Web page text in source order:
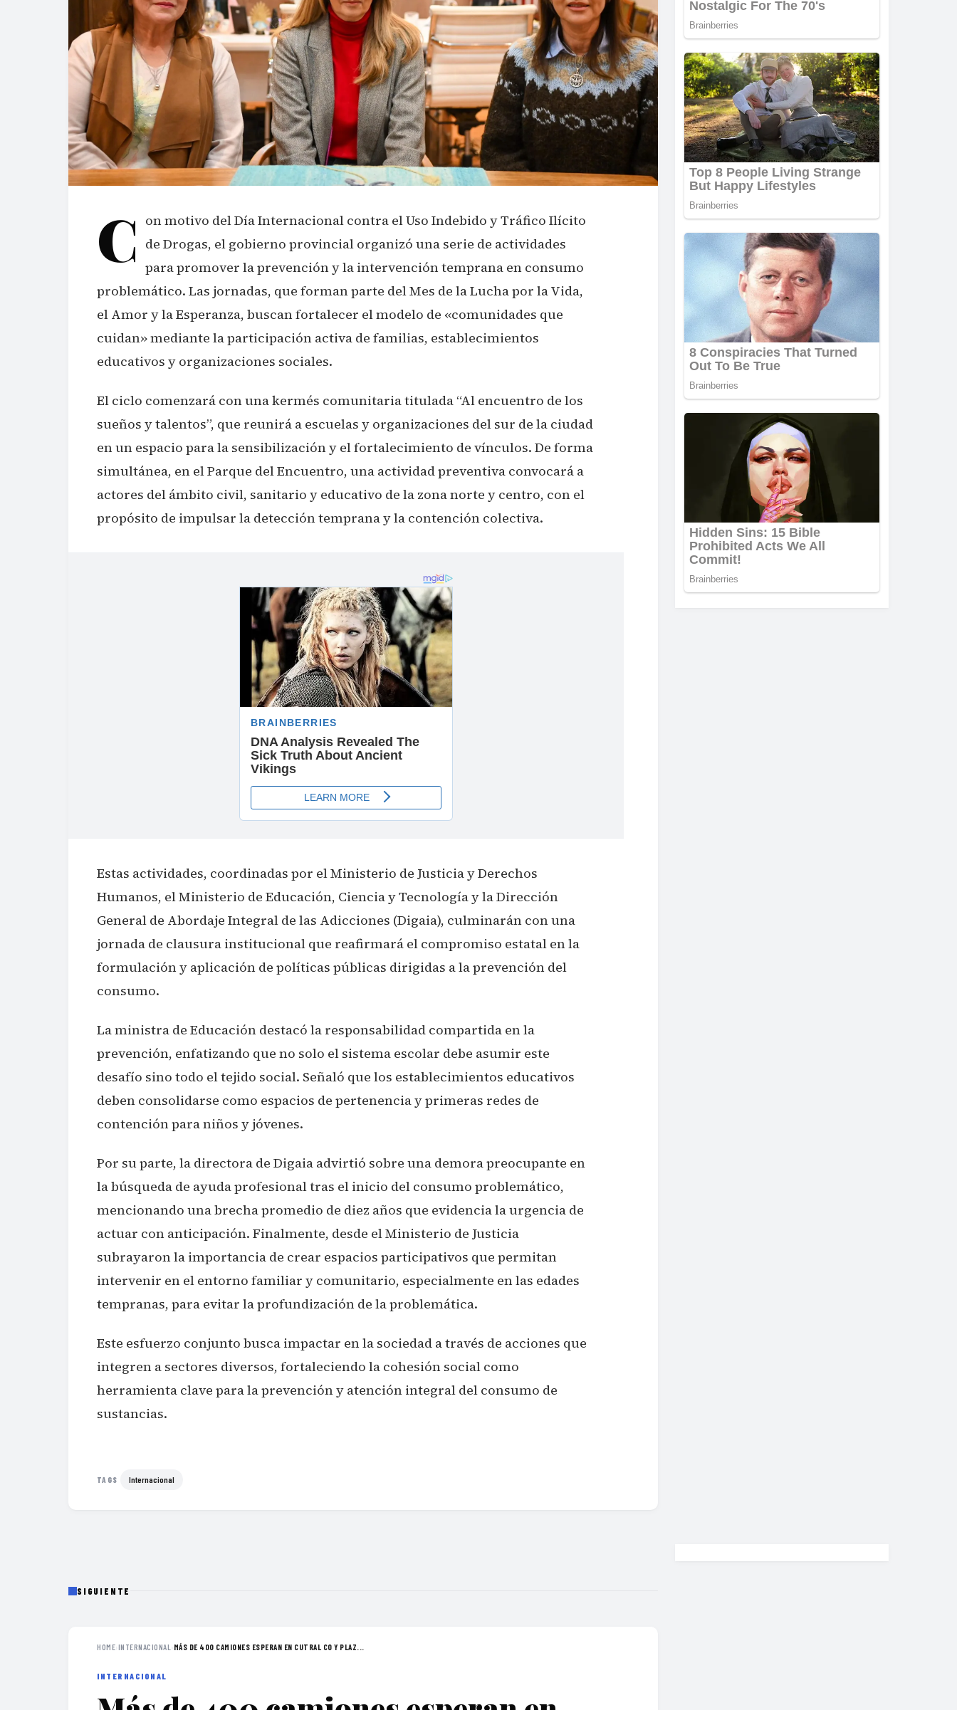
C on motivo del Día Internacional contra el Uso Indebido y Tráfico Ilícito
de Drogas, el gobierno provincial organizó una serie de actividades
para promover la prevención y la intervención temprana en consumo
problemático. Las jornadas, que forman parte del Mes de la Lucha por la Vida,
el Amor y la Esperanza, buscan fortalecer el modelo de «comunidades que
cuidan» mediante la participación activa de familias, establecimientos
educativos y organizaciones sociales.
El ciclo comenzará con una kermés comunitaria titulada “Al encuentro de los
sueños y talentos”, que reunirá a escuelas y organizaciones del sur de la ciudad
en un espacio para la sensibilización y el fortalecimiento de vínculos. De forma
simultánea, en el Parque del Encuentro, una actividad preventiva convocará a
actores del ámbito civil, sanitario y educativo de la zona norte y centro, con el
propósito de impulsar la detección temprana y la contención colectiva.
Estas actividades, coordinadas por el Ministerio de Justicia y Derechos
Humanos, el Ministerio de Educación, Ciencia y Tecnología y la Dirección
General de Abordaje Integral de las Adicciones (Digaia), culminarán con una
jornada de clausura institucional que reafirmará el compromiso estatal en la
formulación y aplicación de políticas públicas dirigidas a la prevención del
consumo.
La ministra de Educación destacó la responsabilidad compartida en la
prevención, enfatizando que no solo el sistema escolar debe asumir este
desafío sino todo el tejido social. Señaló que los establecimientos educativos
deben consolidarse como espacios de pertenencia y primeras redes de
contención para niños y jóvenes.
Por su parte, la directora de Digaia advirtió sobre una demora preocupante en
la búsqueda de ayuda profesional tras el inicio del consumo problemático,
mencionando una brecha promedio de diez años que evidencia la urgencia de
actuar con anticipación. Finalmente, desde el Ministerio de Justicia
subrayaron la importancia de crear espacios participativos que permitan
intervenir en el entorno familiar y comunitario, especialmente en las edades
tempranas, para evitar la profundización de la problemática.
Este esfuerzo conjunto busca impactar en la sociedad a través de acciones que
integren a sectores diversos, fortaleciendo la cohesión social como
herramienta clave para la prevención y atención integral del consumo de
sustancias.
TAGS Internacional
SIGUIENTE
HOME›INTERNACIONAL › MÁS DE 400 CAMIONES ESPERAN EN CUTRAL CO Y PLAZ...
INTERNACIONAL